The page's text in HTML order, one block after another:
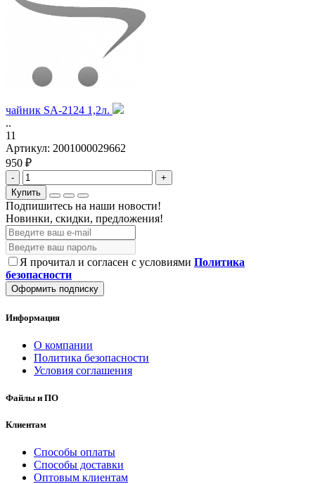
чайник SA-2124 1,2л.
..
11
Артикул: 2001000029662
950 ₽
-
+
Купить
Подпишитесь на наши новости!
Новинки, скидки, предложения!
Я прочитал и согласен с условиями Политика
безопасности
Оформить подписку
Информация
О компании
Политика безопасности
Условия соглашения
Файлы и ПО
Клиентам
Способы оплаты
Способы доставки
Оптовым клиентам